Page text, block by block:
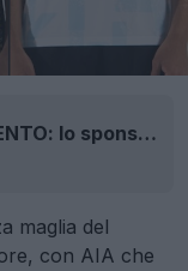
AGGIORNAMENTO: lo sponsor dell'AEK Atene adatta il logo ai colori del club dopo le critiche dei tifosi
maglia del
con AIA che